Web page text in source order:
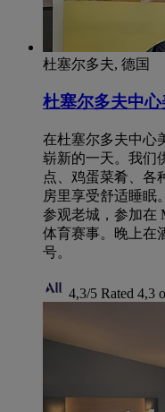
杜塞尔多夫, 德国
杜塞尔多夫中
在杜塞尔多夫中心
崭新的一天。我们
点、鸡蛋菜肴、各
房里享受舒适睡眠
参观老城，参加在
体育赛事。晚上在
号。
4,3/5 Rated 4,3